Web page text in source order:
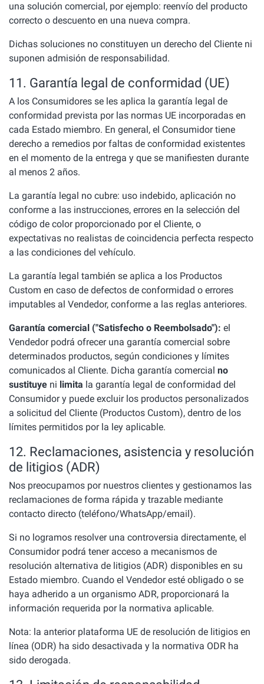
una solución comercial, por ejemplo: reenvío del producto
correcto o descuento en una nueva compra.
Dichas soluciones no constituyen un derecho del Cliente ni
suponen admisión de responsabilidad.
11. Garantía legal de conformidad (UE)
A los Consumidores se les aplica la garantía legal de
conformidad prevista por las normas UE incorporadas en
cada Estado miembro. En general, el Consumidor tiene
derecho a remedios por faltas de conformidad existentes
en el momento de la entrega y que se manifiesten durante
al menos 2 años.
La garantía legal no cubre: uso indebido, aplicación no
conforme a las instrucciones, errores en la selección del
código de color proporcionado por el Cliente, o
expectativas no realistas de coincidencia perfecta respecto
a las condiciones del vehículo.
La garantía legal también se aplica a los Productos
Custom en caso de defectos de conformidad o errores
imputables al Vendedor, conforme a las reglas anteriores.
Garantía comercial ("Satisfecho o Reembolsado"): el
Vendedor podrá ofrecer una garantía comercial sobre
determinados productos, según condiciones y límites
comunicados al Cliente. Dicha garantía comercial no
sustituye ni limita la garantía legal de conformidad del
Consumidor y puede excluir los productos personalizados
a solicitud del Cliente (Productos Custom), dentro de los
límites permitidos por la ley aplicable.
12. Reclamaciones, asistencia y resolución
de litigios (ADR)
Nos preocupamos por nuestros clientes y gestionamos las
reclamaciones de forma rápida y trazable mediante
contacto directo (teléfono/WhatsApp/email).
Si no logramos resolver una controversia directamente, el
Consumidor podrá tener acceso a mecanismos de
resolución alternativa de litigios (ADR) disponibles en su
Estado miembro. Cuando el Vendedor esté obligado o se
haya adherido a un organismo ADR, proporcionará la
información requerida por la normativa aplicable.
Nota: la anterior plataforma UE de resolución de litigios en
línea (ODR) ha sido desactivada y la normativa ODR ha
sido derogada.